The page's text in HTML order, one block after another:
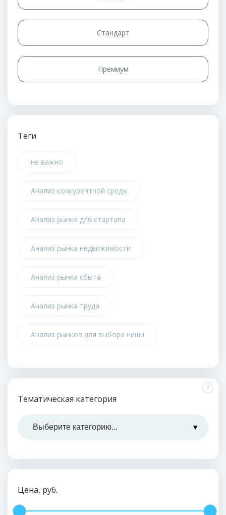
Стандарт
Премиум
Теги
не важно
Анализ конкурентной среды
Анализ рынка для стартапа
Анализ рынка недвижимости
Анализ рынка сбыта
Анализ рынка труда
Анализ рынков для выбора ниши
Тематическая категория
?
Цена, руб.